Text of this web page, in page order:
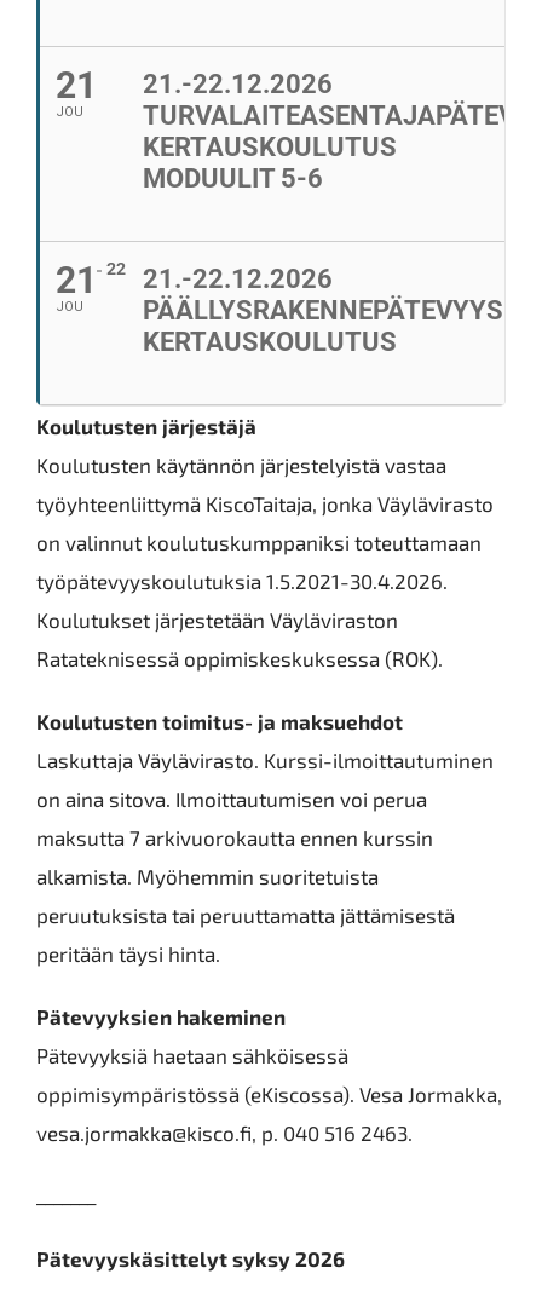
21
JOU
21.-22.12.2026
KERTAUSKOULUTUS
MODUULIT 5-6
21
JOU
22
21.-22.12.2026
PÄÄLLYSRAKENNEPÄTEVYYS
KERTAUSKOULUTUS
Koulutusten järjestäjä
Koulutusten käytännön järjestelyistä vastaa
työyhteenliittymä KiscoTaitaja, jonka Väylävirasto
on valinnut koulutuskumppaniksi toteuttamaan
työpätevyyskoulutuksia 1.5.2021-30.4.2026.
Koulutukset järjestetään Väyläviraston
Ratateknisessä oppimiskeskuksessa (ROK).
Koulutusten toimitus- ja maksuehdot
Laskuttaja Väylävirasto. Kurssi-ilmoittautuminen
on aina sitova. Ilmoittautumisen voi perua
maksutta 7 arkivuorokautta ennen kurssin
alkamista. Myöhemmin suoritetuista
peruutuksista tai peruuttamatta jättämisestä
peritään täysi hinta.
Pätevyyksien hakeminen
Pätevyyksiä haetaan sähköisessä
oppimisympäristössä (eKiscossa). Vesa Jormakka,
vesa.jormakka@kisco.fi, p. 040 516 2463.
Pätevyyskäsittelyt syksy 2026